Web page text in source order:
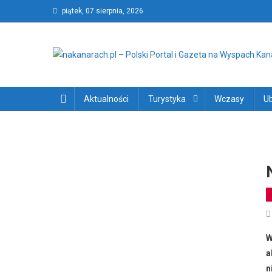
to
piątek, 07 sierpnia, 2026
Aktualności Turystyka Wczasy